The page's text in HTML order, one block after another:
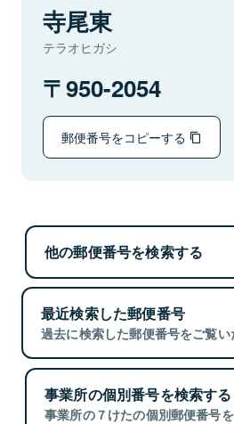
寺尾東
テラオヒガシ
950-2054
郵便番号をコピーする
他の郵便番号を検索する
最近検索した郵便番号
過去に検索した郵便番号をご覧い
事業所の個別番号を検索する
事業所の７けたの個別郵便番号を